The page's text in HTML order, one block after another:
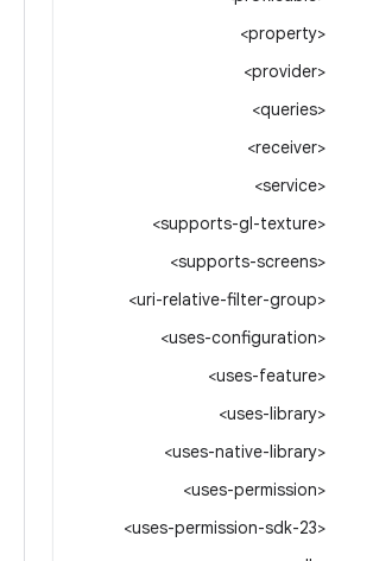
<property>
<provider>
<queries>
<receiver>
<service>
<supports-gl-texture>
<supports-screens>
<uri-relative-filter-group>
<uses-configuration>
<uses-feature>
<uses-library>
<uses-native-library>
<uses-permission>
<uses-permission-sdk-23>